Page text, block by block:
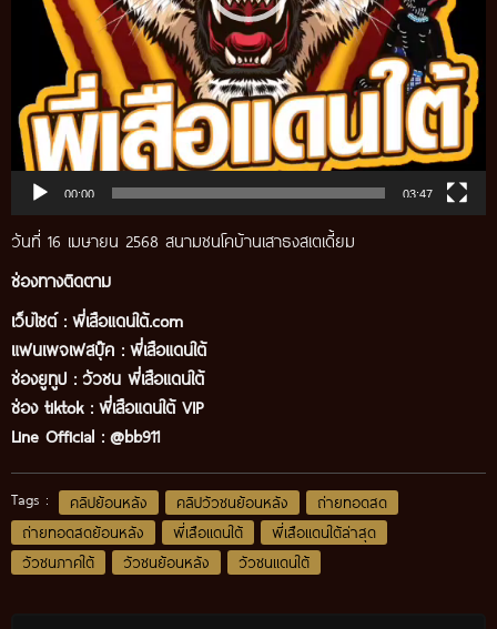
00:00 03:47
วันที่ 16 เมษายน 2568 สนามชนโคบ้านเสาธงสเตเดี้ยม
ช่องทางติดตาม
เว็บไซต์ : พี่เสือแดนใต้.com
แฟนเพจเฟสบุ๊ค : พี่เสือแดนใต้
ช่องยูทูป : วัวชน พี่เสือแดนใต้
ช่อง tiktok : พี่เสือแดนใต้ VIP
Line Official : @bb911
Tags : คลิปย้อนหลัง คลิปวัวชนย้อนหลัง
ถ่ายทอดสด
ถ่ายทอดสดย้อนหลัง
พี่เสือแดนใต้
พี่เสือแดนใต้ล่าสุด
วัวชนภาคใต้
วัวชนย้อนหลัง วัวชนแดนใต้